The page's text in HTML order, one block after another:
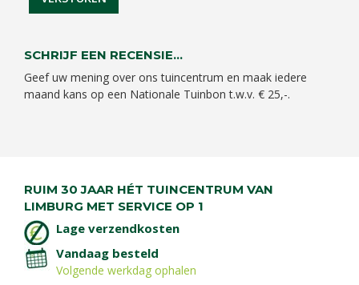
SCHRIJF EEN RECENSIE...
Geef uw mening over ons tuincentrum en maak iedere
maand kans op een Nationale Tuinbon t.w.v. € 25,-.
RUIM 30 JAAR HÉT TUINCENTRUM VAN
LIMBURG MET SERVICE OP 1
Lage verzendkosten
Vandaag besteld
Volgende werkdag ophalen